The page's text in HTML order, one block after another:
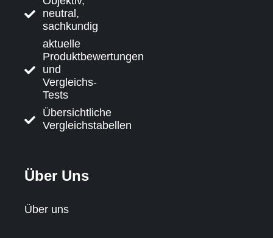
neutral,
sachkundig
aktuelle
Produktbewertungen
und
Vergleichs-
Tests
Übersichtliche
Vergleichstabellen
Über Uns
Über uns